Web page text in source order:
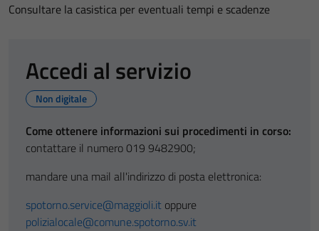
Consultare la casistica per eventuali tempi e scadenze
Accedi al servizio
Non digitale
Come ottenere informazioni sui procedimenti in corso:
contattare il numero 019 9482900;
mandare una mail all'indirizzo di posta elettronica:
spotorno.service@maggioli.it oppure
polizialocale@comune.spotorno.sv.it